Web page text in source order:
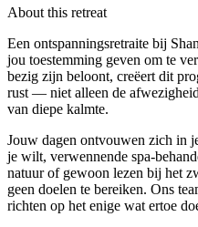
About this retreat
Een ontspanningsretraite bij
jou toestemming geven om te
bezig zijn beloont, creëert dit
rust — niet alleen de
van diepe kalmte.
Jouw dagen ontvouwen zich in
je wilt, verwennende spa-
natuur of gewoon lezen bij het
geen doelen te bereiken. Ons
richten op het enige wat ertoe